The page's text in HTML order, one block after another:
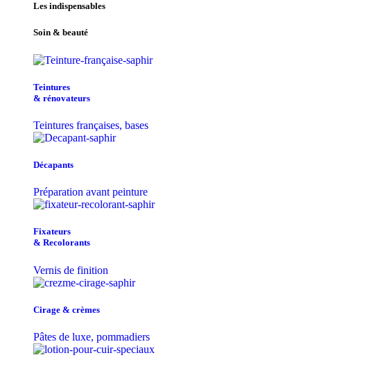
Les indispensables
Soin & beauté
Teintu​res
& r​é​novateurs
Teintures françaises, bases
Décapants
Préparation avant peinture
Fixateurs
& Recolorants
Vernis de finition
Cirage & crèmes
Pâtes de luxe, pommadiers